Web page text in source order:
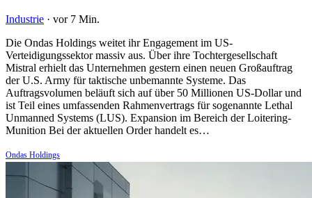
Industrie · vor 7 Min.
Die Ondas Holdings weitet ihr Engagement im US-
Verteidigungssektor massiv aus. Über ihre Tochtergesellschaft
Mistral erhielt das Unternehmen gestern einen neuen Großauftrag
der U.S. Army für taktische unbemannte Systeme. Das
Auftragsvolumen beläuft sich auf über 50 Millionen US-Dollar und
ist Teil eines umfassenden Rahmenvertrags für sogenannte Lethal
Unmanned Systems (LUS). Expansion im Bereich der Loitering-
Munition Bei der aktuellen Order handelt es…
Ondas Holdings